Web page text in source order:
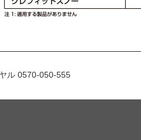
ル 0570-050-555